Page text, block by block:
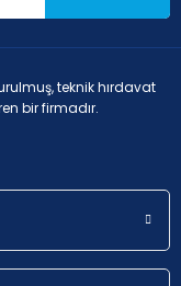
teknik hırdavat
bir firmadır.